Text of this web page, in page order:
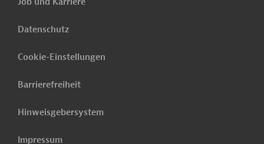
Datenschutz
Cookie-Einstellungen
Barrierefreiheit
Hinweisgebersystem
Impressum